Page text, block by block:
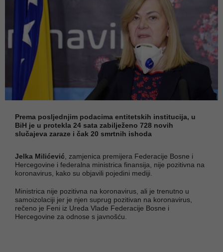
Prema posljednjim podacima entitetskih institucija, u
BiH je u protekla 24 sata zabilježeno 728 novih
slučajeva zaraze i čak 20 smrtnih ishoda
Jelka Milićević , zamjenica premijera Federacije Bosne i
Hercegovine i federalna ministrica finansija, nije pozitivna na
koronavirus, kako su objavili pojedini mediji.
Ministrica nije pozitivna na koronavirus, ali je trenutno u
samoizolaciji jer je njen suprug pozitivan na koronavirus,
rečeno je Feni iz Ureda Vlade Federacije Bosne i
Hercegovine za odnose s javnošću.